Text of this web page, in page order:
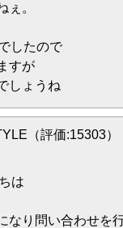
ぇ。
したので
すが
しょうね
（評価:15303）
は
なり問い合わせを